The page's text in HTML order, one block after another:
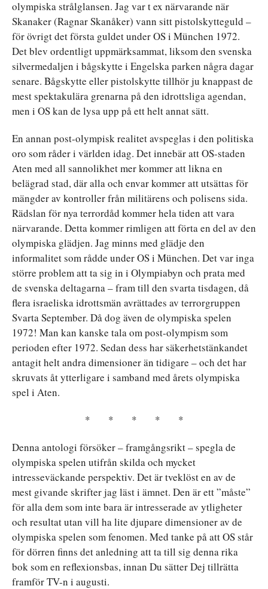
olympiska strålglansen. Jag var t ex närvarande när
Skanaker (Ragnar Skanåker) vann sitt pistolskytteguld –
för övrigt det första guldet under OS i München 1972.
Det blev ordentligt uppmärksammat, liksom den svenska
silvermedaljen i bågskytte i Engelska parken några dagar
senare. Bågskytte eller pistolskytte tillhör ju knappast de
mest spektakulära grenarna på den idrottsliga agendan,
men i OS kan de lysa upp på ett helt annat sätt.
En annan post-olympisk realitet avspeglas i den politiska
oro som råder i världen idag. Det innebär att OS-staden
Aten med all sannolikhet mer kommer att likna en
belägrad stad, där alla och envar kommer att utsättas för
mängder av kontroller från militärens och polisens sida.
Rädslan för nya terrordåd kommer hela tiden att vara
närvarande. Detta kommer rimligen att förta en del av den
olympiska glädjen. Jag minns med glädje den
informalitet som rådde under OS i München. Det var inga
större problem att ta sig in i Olympiabyn och prata med
de svenska deltagarna – fram till den svarta tisdagen, då
flera israeliska idrottsmän avrättades av terrorgruppen
Svarta September. Då dog även de olympiska spelen
1972! Man kan kanske tala om post-olympism som
perioden efter 1972. Sedan dess har säkerhetstänkandet
antagit helt andra dimensioner än tidigare – och det har
skruvats åt ytterligare i samband med årets olympiska
spel i Aten.
* * * * *
Denna antologi försöker – framgångsrikt – spegla de
olympiska spelen utifrån skilda och mycket
intresseväckande perspektiv. Det är tveklöst en av de
mest givande skrifter jag läst i ämnet. Den är ett ”måste”
för alla dem som inte bara är intresserade av ytligheter
och resultat utan vill ha lite djupare dimensioner av de
olympiska spelen som fenomen. Med tanke på att OS står
för dörren finns det anledning att ta till sig denna rika
bok som en reflexionsbas, innan Du sätter Dej tillrätta
framför TV-n i augusti.